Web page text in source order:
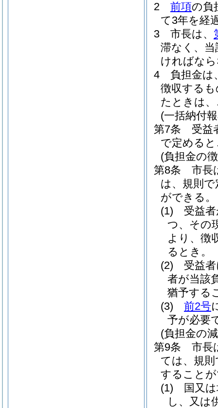
2
前項の負
て3年を経
3
市長は、
滞なく、
ければな
4
負担金は
徴収する
たときは
(一括納付
第7条
受益
で定める
(負担金の
第8条
市長
は、規則
ができる。
(1)
受益
つ、その
より、徴
るとき。
(2)
受益
者が当該
猶予する
(3)
前2号
予が必要
(負担金の
第9条
市長
ては、規
すること
(1)
国又
し、又は